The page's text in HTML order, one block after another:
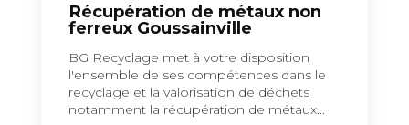
Récupération de métaux non
ferreux Goussainville
BG Recyclage met à votre disposition
l'ensemble de ses compétences dans le
recyclage et la valorisation de déchets
notamment la récupération de métaux...